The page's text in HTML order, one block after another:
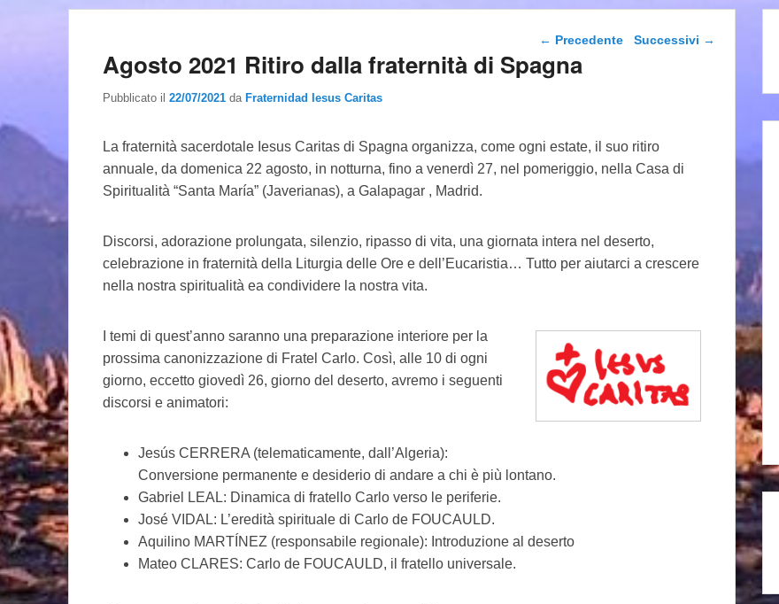
Navigazione articolo
← Precedente Successivi →
Agosto 2021 Ritiro dalla fraternità di Spagna
Pubblicato il 22/07/2021 da Fraternidad Iesus Caritas
La fraternità sacerdotale Iesus Caritas di Spagna organizza, come ogni estate, il suo ritiro
annuale, da domenica 22 agosto, in notturna, fino a venerdì 27, nel pomeriggio, nella Casa di
Spiritualità “Santa María” (Javerianas), a Galapagar , Madrid.
Discorsi, adorazione prolungata, silenzio, ripasso di vita, una giornata intera nel deserto,
celebrazione in fraternità della Liturgia delle Ore e dell’Eucaristia… Tutto per aiutarci a crescere
nella nostra spiritualità ea condividere la nostra vita.
I temi di quest’anno saranno una preparazione interiore per la
prossima canonizzazione di Fratel Carlo. Così, alle 10 di ogni
giorno, eccetto giovedì 26, giorno del deserto, avremo i seguenti
discorsi e animatori:
Jesús CERRERA (telematicamente, dall’Algeria):
Conversione permanente e desiderio di andare a chi è più lontano.
Gabriel LEAL: Dinamica di fratello Carlo verso le periferie.
José VIDAL: L’eredità spirituale di Carlo de FOUCAULD.
Aquilino MARTÍNEZ (responsabile regionale): Introduzione al deserto
Mateo CLARES: Carlo de FOUCAULD, il fratello universale.